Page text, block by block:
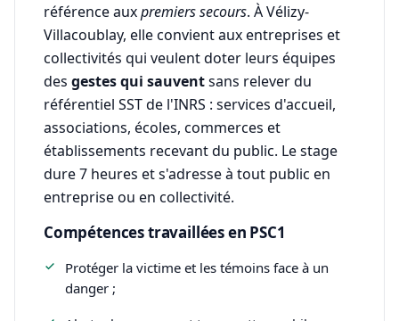
référence auxpremiers secours. À Vélizy-
Villacoublay, elle convient aux entreprises et
collectivités qui veulent doter leurs équipes
des gestes qui sauventsans relever du
référentiel SST de l'INRS : services d'accueil,
associations, écoles, commerces et
établissements recevant du public. Le stage
dure 7 heures et s'adresse à tout public en
entreprise ou en collectivité.
Compétences travaillées en PSC1
Protéger la victime et les témoins face à un
danger ;